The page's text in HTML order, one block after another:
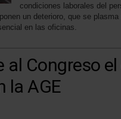
condiciones laborales del
un deterioro, que se
en las oficinas.
al Congreso
la AGE